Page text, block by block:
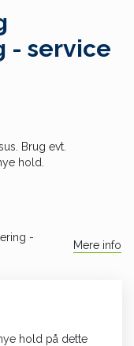
- service
Brug evt.
hold.
-
Mere info
hold på dette